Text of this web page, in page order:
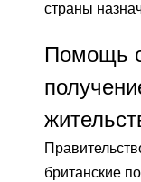
страны
Помощь
британские